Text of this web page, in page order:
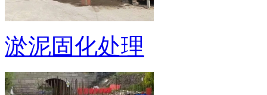
淤泥固化处理